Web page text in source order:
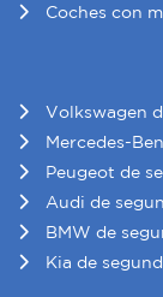
Coches con
Volkswagen
Mercedes-
Peugeot de
Audi de
BMW de
Kia de